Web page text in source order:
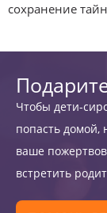
сохранение
Чтобы дети-
попасть домой,
ваше
встретить